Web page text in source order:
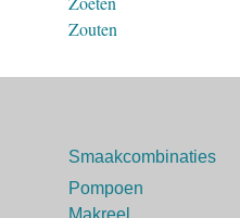
Zouten
Smaakcombinaties
Pompoen
Makreel